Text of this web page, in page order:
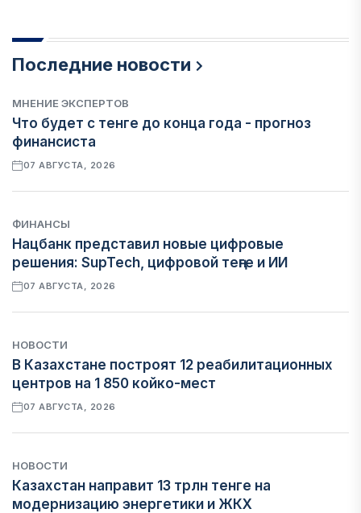
Последние новости
МНЕНИЕ ЭКСПЕРТОВ
Что будет с тенге до конца года - прогноз
финансиста
07 АВГУСТА, 2026
ФИНАНСЫ
Нацбанк представил новые цифровые
решения: SupTech, цифровой теңге и ИИ
07 АВГУСТА, 2026
НОВОСТИ
В Казахстане построят 12 реабилитационных
центров на 1 850 койко-мест
07 АВГУСТА, 2026
НОВОСТИ
Казахстан направит 13 трлн тенге на
модернизацию энергетики и ЖКХ